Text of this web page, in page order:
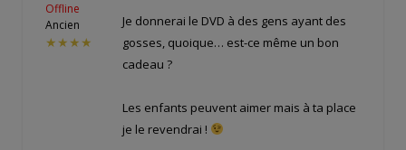
Offline
Ancien
★★★★
Je donnerai le DVD à des gens ayant des
gosses, quoique… est-ce même un bon
cadeau ?
Les enfants peuvent aimer mais à ta place
je le revendrai !